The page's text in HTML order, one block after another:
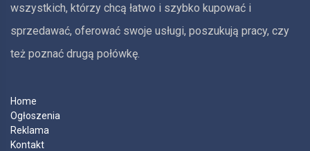
wszystkich, którzy chcą łatwo i szybko kupować i
sprzedawać, oferować swoje usługi, poszukują pracy, czy
też poznać drugą połówkę.
Home
Ogłoszenia
Reklama
Kontakt